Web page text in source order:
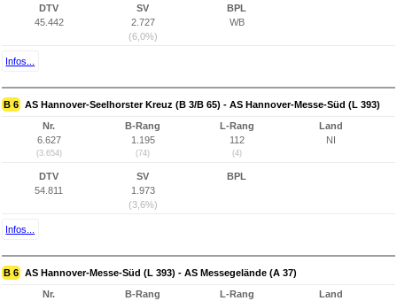
DTV
45.442
SV
2.727
(6,0%)
BPL
WB
Infos...
B 6 AS Hannover-Seelhorster Kreuz (B 3/B 65) - AS Hannover-Messe-Süd (L 393)
Nr.
6.627
(3.654)
B-Rang
1.195
(74)
L-Rang
112
(4)
Land
NI
DTV
54.811
SV
1.973
(3,6%)
BPL
Infos...
B 6 AS Hannover-Messe-Süd (L 393) - AS Messegelände (A 37)
Nr.
B-Rang
L-Rang
Land